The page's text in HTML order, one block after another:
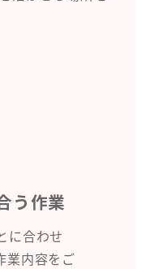
う作業
に合わせ
業内容をご